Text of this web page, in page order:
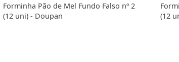
Forminha Pão de Mel Fundo Falso nº 2
(12 uni) - Doupan
(12